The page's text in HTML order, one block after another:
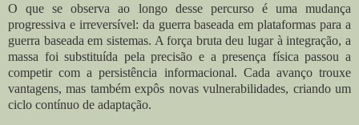
O que se observa ao longo desse percurso é uma mudança
progressiva e irreversível: da guerra baseada em plataformas para a
guerra baseada em sistemas. A força bruta deu lugar à integração, a
massa foi substituída pela precisão e a presença física passou a
competir com a persistência informacional. Cada avanço trouxe
vantagens, mas também expôs novas vulnerabilidades, criando um
ciclo contínuo de adaptação.